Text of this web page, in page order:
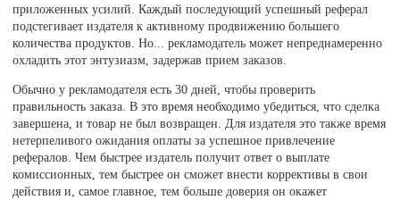
приложенных усилий. Каждый последующий успешный реферал
подстегивает издателя к активному продвижению большего
количества продуктов. Но... рекламодатель может непреднамеренно
охладить этот энтузиазм, задержав прием заказов.
Обычно у рекламодателя есть 30 дней, чтобы проверить
правильность заказа. В это время необходимо убедиться, что сделка
завершена, и товар не был возвращен. Для издателя это также время
нетерпеливого ожидания оплаты за успешное привлечение
рефералов. Чем быстрее издатель получит ответ о выплате
комиссионных, тем быстрее он сможет внести коррективы в свои
действия и, самое главное, тем больше доверия он окажет